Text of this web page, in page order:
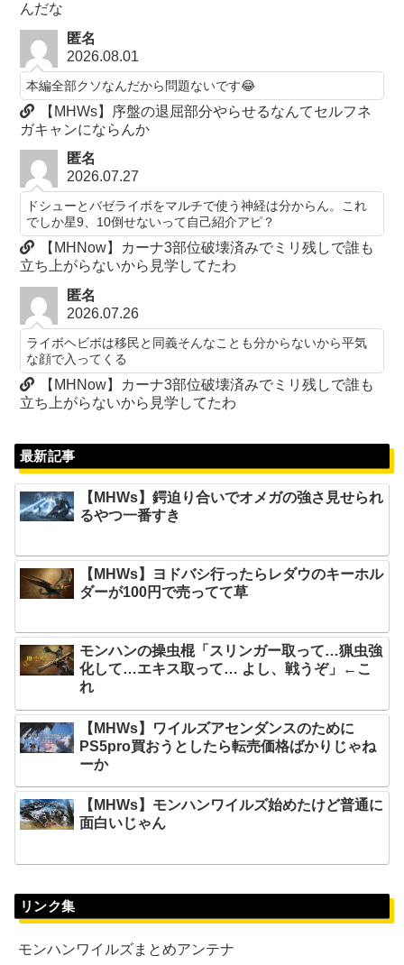
んだな
匿名
2026.08.01
本編全部クソなんだから問題ないです😂
【MHWs】序盤の退屈部分やらせるなんてセルフネ
ガキャンにならんか
匿名
2026.07.27
ドシューとバゼライボをマルチで使う神経は分からん。これ
でしか星9、10倒せないって自己紹介アピ？
【MHNow】カーナ3部位破壊済みでミリ残しで誰も
立ち上がらないから見学してたわ
匿名
2026.07.26
ライボヘビボは移民と同義そんなことも分からないから平気
な顔で入ってくる
【MHNow】カーナ3部位破壊済みでミリ残しで誰も
立ち上がらないから見学してたわ
最新記事
【MHWs】鍔迫り合いでオメガの強さ見せられ
るやつ一番すき
【MHWs】ヨドバシ行ったらレダウのキーホル
ダーが100円で売ってて草
モンハンの操虫棍「スリンガー取って…猟虫強
化して…エキス取って… よし、戦うぞ」←こ
れ
【MHWs】ワイルズアセンダンスのために
PS5pro買おうとしたら転売価格ばかりじゃね
ーか
【MHWs】モンハンワイルズ始めたけど普通に
面白いじゃん
リンク集
モンハンワイルズまとめアンテナ